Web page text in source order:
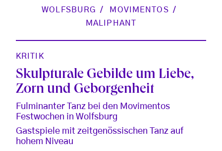
WOLFSBURG
MOVIMENTOS
MALIPHANT
KRITIK
Skulpturale Gebilde um Liebe,
Zorn und Geborgenheit
Fulminanter Tanz bei den Movimentos
Festwochen in Wolfsburg
Gastspiele mit zeitgenössischen Tanz auf
hohem Niveau